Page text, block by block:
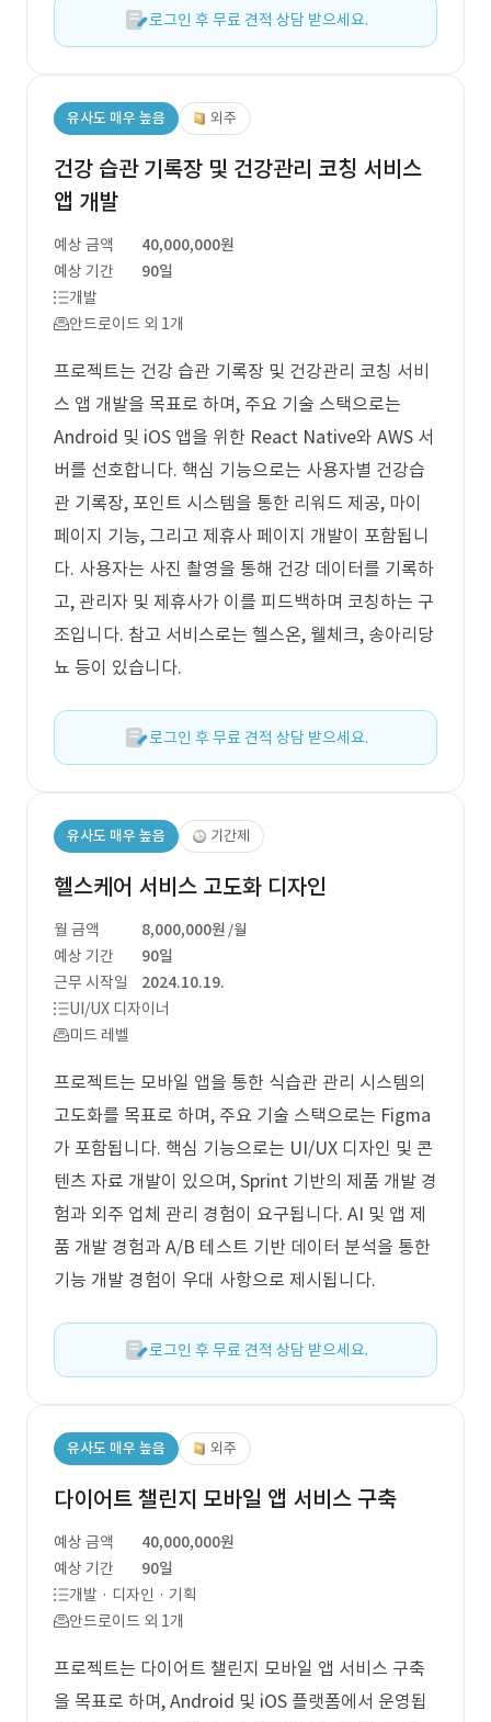
로그인 후 무료 견적 상담 받으세요.
유사도 매우 높음 외주
건강 습관 기록장 및 건강관리 코칭 서비스
앱 개발
예상 금액
40,000,000원
예상 기간
90일
개발
안드로이드 외 1개
프로젝트는 건강 습관 기록장 및 건강관리 코칭 서비
스 앱 개발을 목표로 하며, 주요 기술 스택으로는
Android 및 iOS 앱을 위한 React Native와 AWS 서
버를 선호합니다. 핵심 기능으로는 사용자별 건강습
관 기록장, 포인트 시스템을 통한 리워드 제공, 마이
페이지 기능, 그리고 제휴사 페이지 개발이 포함됩니
다. 사용자는 사진 촬영을 통해 건강 데이터를 기록하
고, 관리자 및 제휴사가 이를 피드백하며 코칭하는 구
조입니다. 참고 서비스로는 헬스온, 웰체크, 송아리당
뇨 등이 있습니다.
로그인 후 무료 견적 상담 받으세요.
유사도 매우 높음 기간제
헬스케어 서비스 고도화 디자인
월 금액 8,000,000원 /월
예상 기간
90일
근무 시작일
2024.10.19.
UI/UX 디자이너
미드 레벨
프로젝트는 모바일 앱을 통한 식습관 관리 시스템의
고도화를 목표로 하며, 주요 기술 스택으로는 Figma
가 포함됩니다. 핵심 기능으로는 UI/UX 디자인 및 콘
텐츠 자료 개발이 있으며, Sprint 기반의 제품 개발 경
험과 외주 업체 관리 경험이 요구됩니다. AI 및 앱 제
품 개발 경험과 A/B 테스트 기반 데이터 분석을 통한
기능 개발 경험이 우대 사항으로 제시됩니다.
로그인 후 무료 견적 상담 받으세요.
유사도 매우 높음 외주
다이어트 챌린지 모바일 앱 서비스 구축
예상 금액
40,000,000원
예상 기간
90일
개발 · 디자인 · 기획
안드로이드 외 1개
프로젝트는 다이어트 챌린지 모바일 앱 서비스 구축
을 목표로 하며, Android 및 iOS 플랫폼에서 운영됩